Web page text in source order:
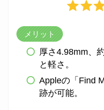
メリット
厚さ4.98mm、
と軽さ。
Appleの「Find
跡が可能。